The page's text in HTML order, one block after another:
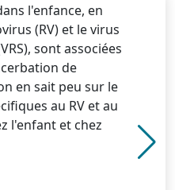
l'enfance, en
(RV) et le virus
sont associées
de
en sait peu sur le
au RV et au
l'enfant et chez